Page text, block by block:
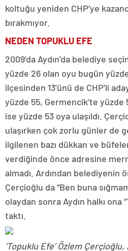
koltuğu yeniden CHP’ye
bırakmıyor.
NEDEN TOPUKLU EFE
2009’da Aydın’da belediye
yüzde 26 olan oyu bugün yüzde
ilçesinden 13’ünü de CHP’li
yüzde 55, Germencik’te yüzde
ise yüzde 53 oya ulaşıldı.
ulaşırken çok zorlu günler de
ilgilenen bazı dükkan ve
verdiğinde önce adresine
almadı. Ardından belediyenin
Çerçioğlu da “Ben buna
olaydan sonra Aydın halkı ona
taktı.
‘Topuklu Efe’ Özlem